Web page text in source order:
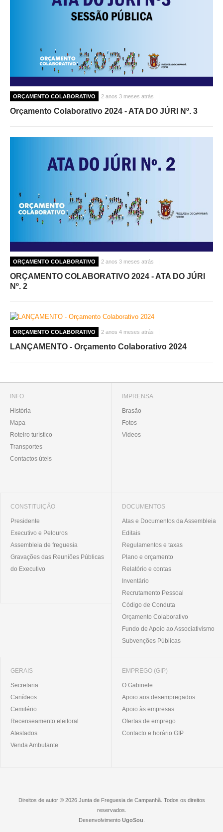
ORÇAMENTO COLABORATIVO 2 anos 3 meses atrás
Orçamento Colaborativo 2024 - ATA DO JÚRI Nº. 3
ORÇAMENTO COLABORATIVO 2 anos 3 meses atrás
ORÇAMENTO COLABORATIVO 2024 - ATA DO JÚRI
Nº. 2
ORÇAMENTO COLABORATIVO 2 anos 4 meses atrás
LANÇAMENTO - Orçamento Colaborativo 2024
INFO
História
Mapa
Roteiro turístico
Transportes
Contactos úteis
IMPRENSA
Brasão
Fotos
Vídeos
CONSTITUIÇÃO
Presidente
Executivo e Pelouros
Assembleia de freguesia
Gravações das Reuniões Públicas
do Executivo
DOCUMENTOS
Atas e Documentos da Assembleia
Editais
Regulamentos e taxas
Plano e orçamento
Relatório e contas
Inventário
Recrutamento Pessoal
Código de Conduta
Orçamento Colaborativo
Fundo de Apoio ao Associativismo
Subvenções Públicas
GERAIS
Secretaria
Canídeos
Cemitério
Recenseamento eleitoral
Atestados
Venda Ambulante
EMPREGO (GIP)
O Gabinete
Apoio aos desempregados
Apoio às empresas
Ofertas de emprego
Contacto e horário GIP
Direitos de autor © 2026 Junta de Freguesia de Campanhã. Todos os direitos
reservados.
Desenvolvimento UgoSou